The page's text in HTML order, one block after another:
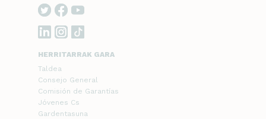
HERRITARRAK GARA
Taldea
Consejo General
Comisión de Garantías
Jóvenes Cs
Gardentasuna